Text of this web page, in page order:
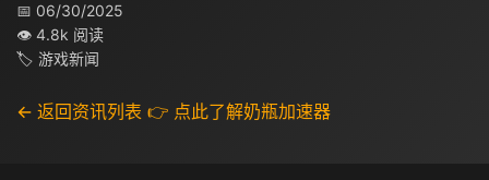
📅 06/30/2025
👁 4.8k 阅读
🏷 游戏新闻
← 返回资讯列表 👉 点此了解奶瓶加速器